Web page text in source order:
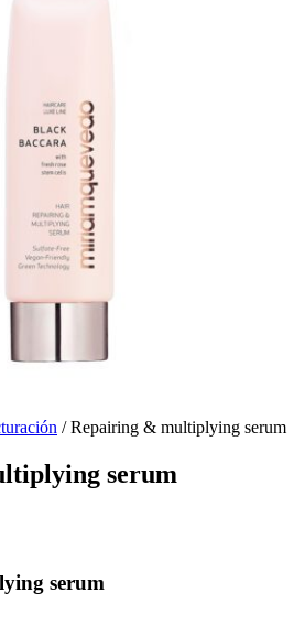
/ Repairing & multiplying serum
serum
serum